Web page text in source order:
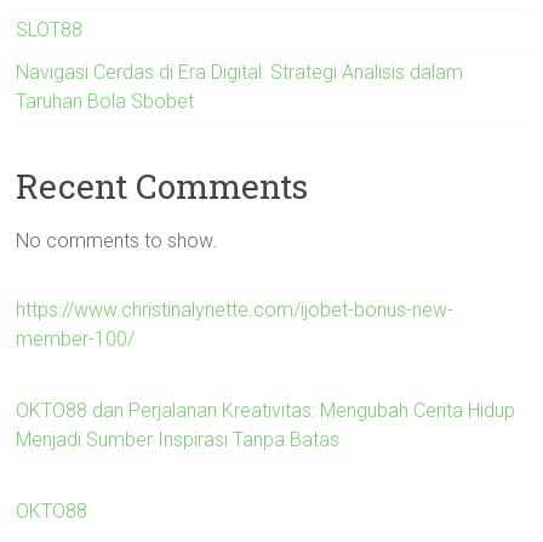
SLOT88
Navigasi Cerdas di Era Digital: Strategi Analisis dalam
Taruhan Bola Sbobet
Recent Comments
No comments to show.
https://www.christinalynette.com/ijobet-bonus-new-
member-100/
OKTO88 dan Perjalanan Kreativitas: Mengubah Cerita Hidup
Menjadi Sumber Inspirasi Tanpa Batas
OKTO88